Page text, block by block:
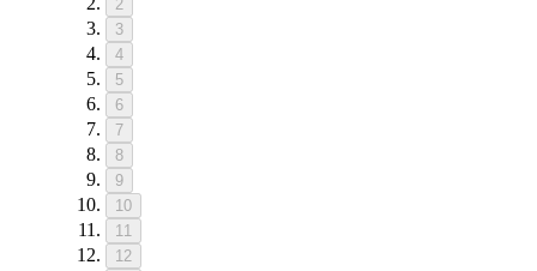
2
3
4
5
6
7
8
9
10
11
12